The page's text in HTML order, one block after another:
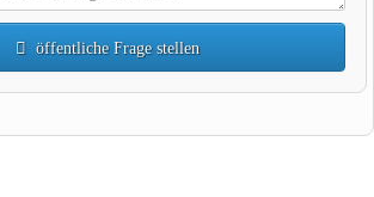
öffentliche Frage stellen